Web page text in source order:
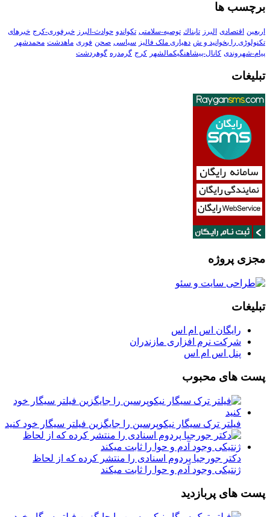
برچسب ها
اربعین اقتصادی البرز تابناك توصیه-سلامتی تکواندو حوادث-البرز خبرفوری-کرج خبرهای
تکنولوڑی را بخوانید و ش دهیاری ملک فالیز سیاسی صحن فوری ماهدشت محمدشهر
پیام-شهروندی کانال-پیشاهنگیکمالشهر کرج گرمدره گوهردشت
تبلیغات
مجزی پروژه
تبلیغات
رایگان اس ام اس
شرکت نرم افزاری مازندران
پنل اس ام اس
پست های محبوب
فیلتر ترک سیگار نیکوپرسین را جایگزین فیلتر سیگار خود کنید
دکتر جورجیا پردوم اسنادی را منتشر کرده که از لحاظ
ژنتیکی وجود آدم و حوا را ثابت میکند
پست های پربازدید